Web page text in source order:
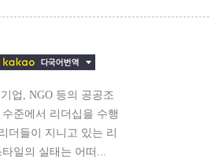
업, NGO 등의 공공조
준에서 리더십을 수행
더들이 지니고 있는 리
일의 실태는 어떠...